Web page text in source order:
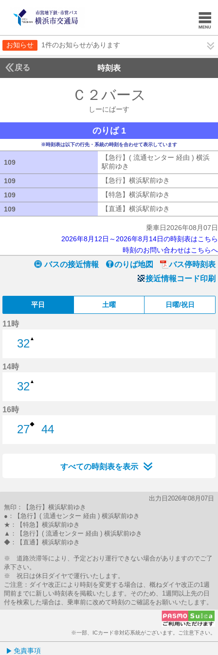
お知らせ 1件のお知らせがあります
戻る 時刻表
Ｃ２バース
しーにばーす
のりば 1
※時刻表は以下の行先・系統の時刻を合わせて表示しています
109
【急行】( 流通センター 経由 ) 横浜
駅前ゆき
109
【急行】横浜駅前ゆき
109
【特急】横浜駅前ゆき
109
【直通】横浜駅前ゆき
乗車日2026年08月07日
2026年8月12日～2026年8月14日の時刻表はこちら
時刻のお問い合わせはこちらへ
バスの接近情報 のりば地図
バス停時刻表
接近情報コード印刷
平日 土曜 日曜/祝日
11時
32▲
14時
32▲
16時
27◆
44
すべての時刻表を表示
出力日2026年08月07日
無印：【急行】横浜駅前ゆき
●：【急行】( 流通センター 経由 ) 横浜駅前ゆき
★：【特急】横浜駅前ゆき
▲：【急行】( 流通センター 経由 ) 横浜駅前ゆき
◆：【直通】横浜駅前ゆき
※ 道路渋滞等により、予定どおり運行できない場合がありますのでご了
承下さい。
※ 祝日は休日ダイヤで運行いたします。
ご注意：ダイヤ改正により時刻を変更する場合は、概ねダイヤ改正の1週
間前までに新しい時刻表を掲載いたします。そのため、1週間以上先の日
付を検索した場合は、乗車前に改めて時刻のご確認をお願いいたします。
※一部、ICカード非対応系統がございます。ご注意下さい。
免責事項